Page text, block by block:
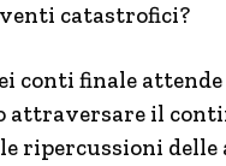
catastrofici?
conti finale
attraversare il
ripercussioni delle